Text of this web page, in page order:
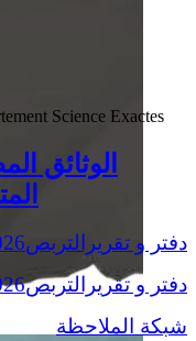
Science Exactes
الوثائق
دفتر و تقريرالتربص
دفتر و تقريرالتربص
شبكة الملاحظة